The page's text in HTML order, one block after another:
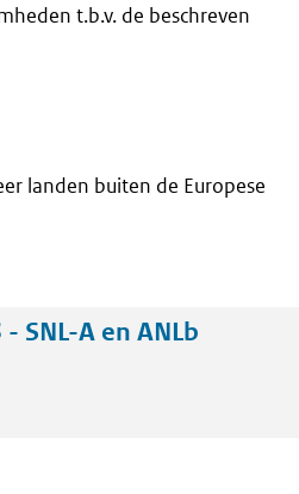
t.b.v. de beschreven
landen buiten de Europese
SNL-A en ANLb